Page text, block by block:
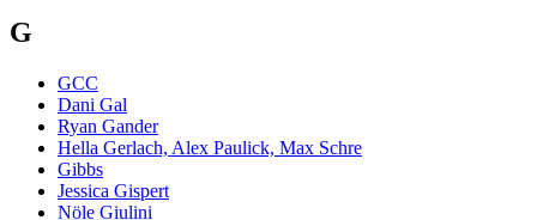
G
GCC
Dani Gal
Ryan Gander
Hella Gerlach, Alex Paulick, Max Schre
Gibbs
Jessica Gispert
Nöle Giulini